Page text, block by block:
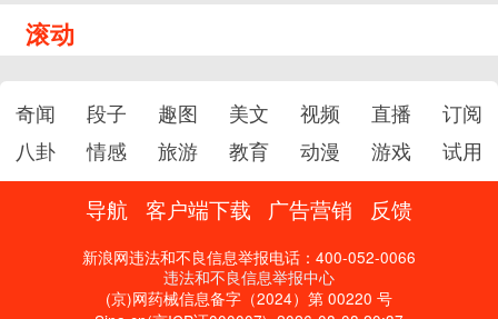
滚动
奇闻 段子 趣图 美文 视频 直播
订阅
八卦
情感 旅游 教育 动漫 游戏 试用
导航 客户端下载 广告营销 反馈
新浪网违法和不良信息举报电话：400-052-0066
违法和不良信息举报中心
(京)网药械信息备字（2024）第 00220 号